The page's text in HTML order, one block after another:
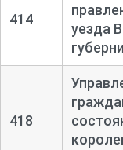
414
уезда
418